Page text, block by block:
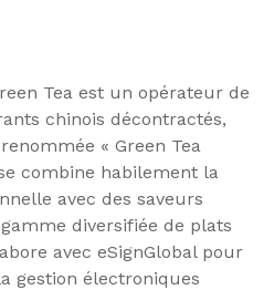
Tea est un opérateur de
chinois décontractés,
« Green Tea
combine habilement la
avec des saveurs
diversifiée de plats
avec eSignGlobal pour
gestion électroniques